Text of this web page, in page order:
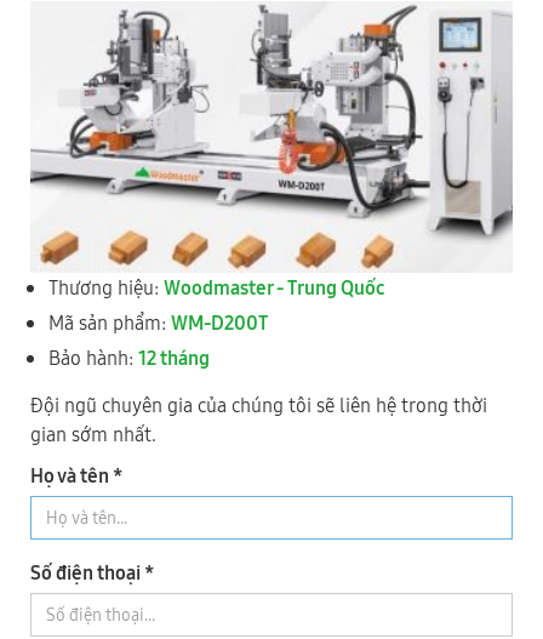
Thương hiệu: Woodmaster - Trung Quốc
Mã sản phẩm: WM-D200T
Bảo hành: 12 tháng
Đội ngũ chuyên gia của chúng tôi sẽ liên hệ trong thời
gian sớm nhất.
Họ và tên *
Số điện thoại *
Máy Phay CNC Mộng Dương 2 Đầu Nạp Phôi Tự Động -
Woodmaster - WM-D200T
Xem thêm video
Máy làm mộng Âm Dương CNC 4 giàn 16 trục dao kẹp xoay 90